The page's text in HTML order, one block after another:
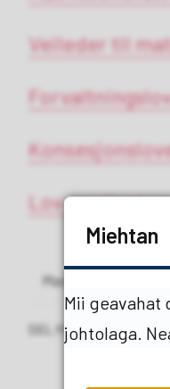
Veileder til
Lov om
Maŋemusat
DEL MED ANDRE
Miehtan
Mii
johtolaga.